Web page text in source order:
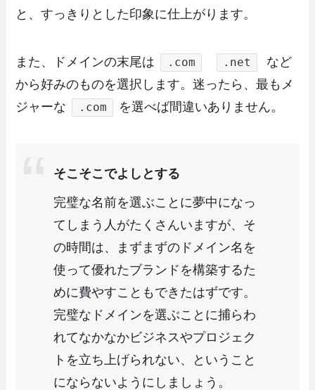
と、すっきりとした印象に仕上がります。
また、ドメインの末尾は .com .net
など
から好みのものを選択します。迷ったら、最もメ
ジャーな
.com を選べば間違いありません。
そこそこでよしとする
完璧な名前を選ぶことに夢中になっ
てしまう人がたくさんいますが、そ
の時間は、まずまずのドメイン名を
使って優れたブランドを構築するた
めに費やすこともできたはずです。
完璧なドメインを選ぶことに捕らわ
れてなかなかビジネスやプロジェク
トを立ち上げられない、ということ
にならないようにしましょう。